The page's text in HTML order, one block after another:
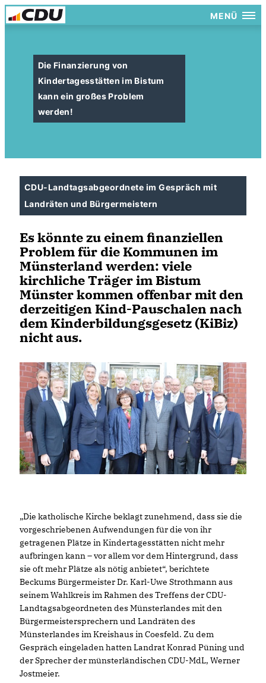
MENÜ
Die Finanzierung von
Kindertagesstätten im Bistum
kann ein großes Problem
werden!
CDU-Landtagsabgeordnete im Gespräch mit
Landräten und Bürgermeistern
Es könnte zu einem finanziellen
Problem für die Kommunen im
Münsterland werden: viele
kirchliche Träger im Bistum
Münster kommen offenbar mit den
derzeitigen Kind-Pauschalen nach
dem Kinderbildungsgesetz (KiBiz)
nicht aus.
Die katholische Kirche beklagt zunehmend, dass sie die
vorgeschriebenen Aufwendungen für die von ihr
getragenen Plätze in Kindertagesstätten nicht mehr
aufbringen kann – vor allem vor dem Hintergrund, dass
sie oft mehr Plätze als nötig anbietet“, berichtete
Beckums Bürgermeister Dr. Karl-Uwe Strothmann aus
seinem Wahlkreis im Rahmen des Treffens der CDU-
Landtagsabgeordneten des Münsterlandes mit den
Bürgermeistersprechern und Landräten des
Münsterlandes im Kreishaus in Coesfeld. Zu dem
Gespräch eingeladen hatten Landrat Konrad Püning und
der Sprecher der münsterländischen CDU-MdL, Werner
Jostmeier.